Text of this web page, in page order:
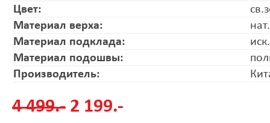
Цвет:
Материал верха:
Материал подклада:
Материал подошвы:
Производитель:
4 499.- 2 199.-